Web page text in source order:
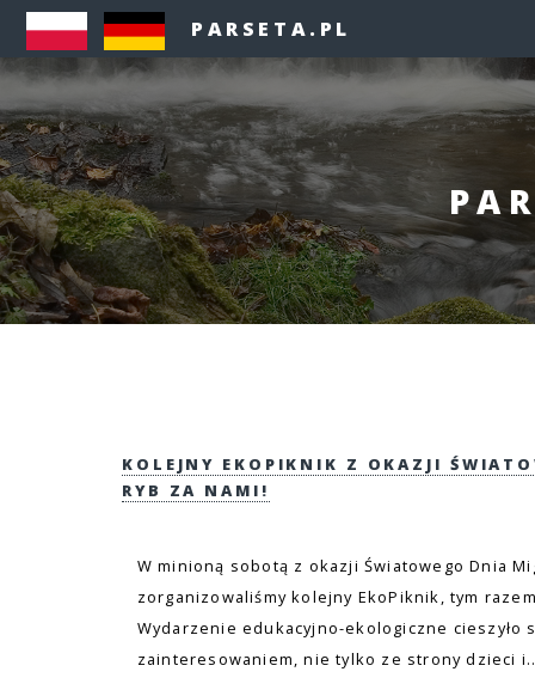
PARSETA.PL
KOLEJNY EKOPIKNIK Z OKAZJI
RYB ZA NAMI!
W minioną sobotą z okazji Światowego Dnia
zorganizowaliśmy kolejny EkoPiknik, tym
Wydarzenie edukacyjno-ekologiczne cieszyło
zainteresowaniem, nie tylko ze strony dzieci